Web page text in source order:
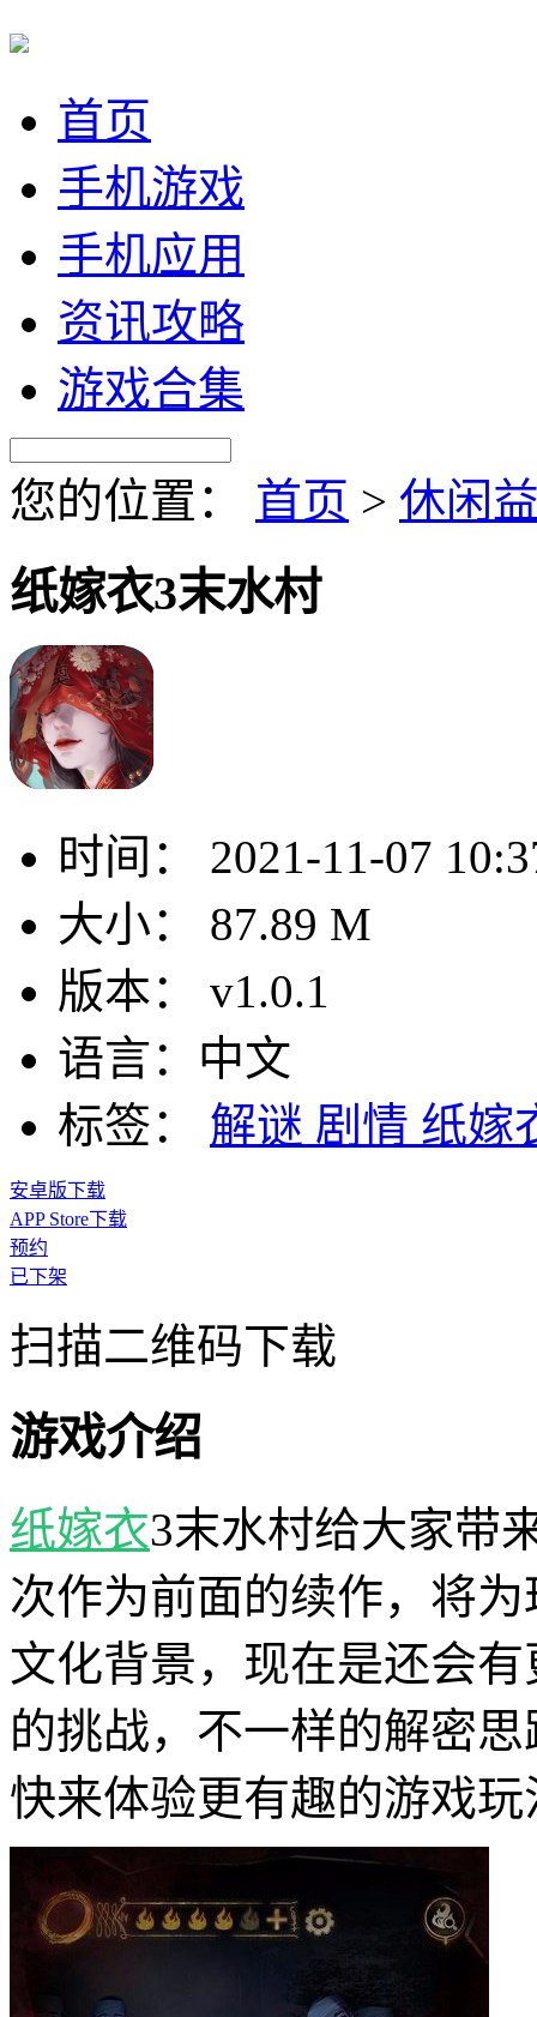
首页
手机游戏
手机应用
资讯攻略
游戏合集
您的位置： 首页 > 休闲
纸嫁衣3末水村
时间：
2021-11-07
大小：
87.89 M
版本：
v1.0.1
语言： 中文
标签：
解谜 剧情 纸嫁
安卓版下载
APP Store下载
预约
已下架
扫描二维码下载
游戏介绍
纸嫁衣3末水村给大家带
次作为前面的续作，将
文化背景，现在是还会
的挑战，不一样的解密
快来体验更有趣的游戏玩